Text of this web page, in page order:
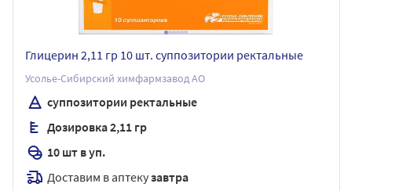
Глицерин 2,11 гр 10 шт. суппозитории ректальные
Усолье-Сибирский химфармзавод АО
суппозитории ректальные
Дозировка 2,11 гр
10 шт в уп.
Доставим в аптекузавтра